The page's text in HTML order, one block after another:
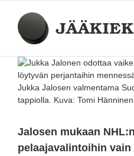
content
Katso
kuvaa
isompana
Jukka Jalosen valmentama
tappiolla. Kuva: Tomi
Jalosen mukaan
pelaajavalintoihin